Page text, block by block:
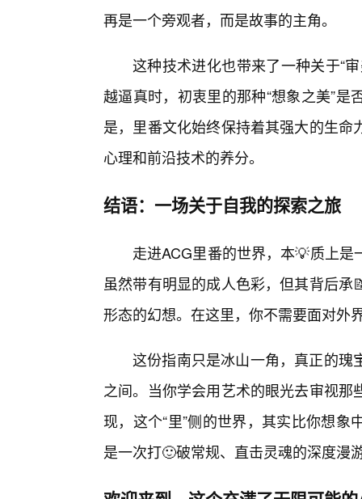
再是一个旁观者，而是故事的主角。
这种技术进化也带来了一种关于“
越逼真时，初衷里的那种“想象之美”
是，里番文化始终保持着其强大的生
心理和前沿技术的养分。
结语：一场关于自我的探索之旅
走进ACG里番的世界，本💡质上
虽然带有明显的成人色彩，但其背后
形态的幻想。在这里，你不需要面对外
这份指南只是冰山一角，真正的瑰
之间。当你学会用艺术的眼光去审视
现，这个“里”侧的世界，其实比你想
是一次打🙂破常规、直击灵魂的深度漫